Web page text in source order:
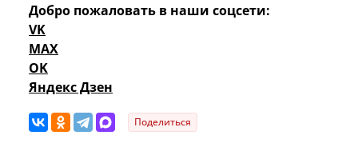
Добро пожаловать в наши соцсети:
VK
MAX
OK
Яндекс Дзен
Поделиться